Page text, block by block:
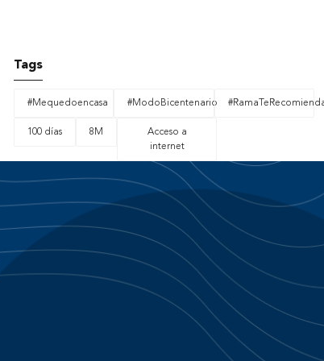
Tags
#Mequedoencasa #ModoBicentenario
100 días 8M
Acceso a
internet